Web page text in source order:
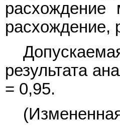
расхождение,
результата
= 0,95.